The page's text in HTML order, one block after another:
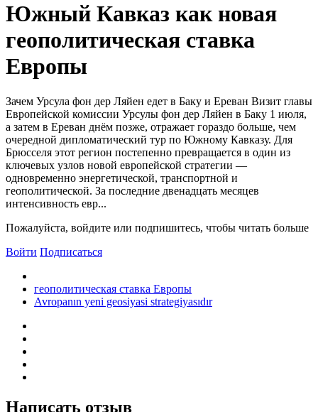
Южный Кавказ как новая
геополитическая ставка
Европы
Зачем Урсула фон дер Ляйен едет в Баку и Ереван Визит главы
Европейской комиссии Урсулы фон дер Ляйен в Баку 1 июля,
а затем в Ереван днём позже, отражает гораздо больше, чем
очередной дипломатический тур по Южному Кавказу. Для
Брюсселя этот регион постепенно превращается в один из
ключевых узлов новой европейской стратегии —
одновременно энергетической, транспортной и
геополитической. За последние двенадцать месяцев
интенсивность евр...
Пожалуйста, войдите или подпишитесь, чтобы читать больше
Войти Подписаться
геополитическая ставка Европы
Avropanın yeni geosiyasi strategiyasıdır
Написать отзыв